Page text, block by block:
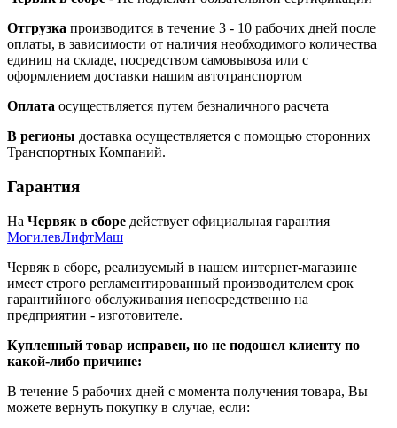
Отгрузка производится в течение 3 - 10 рабочих дней после
оплаты, в зависимости от наличия необходимого количества
единиц на складе, посредством самовывоза или с
оформлением доставки нашим автотранспортом
Оплата осуществляется путем безналичного расчета
В регионы доставка осуществляется с помощью сторонних
Транспортных Компаний.
Гарантия
На Червяк в сборе действует официальная гарантия
МогилевЛифтМаш
Червяк в сборе, реализуемый в нашем интернет-магазине
имеет строго регламентированный производителем срок
гарантийного обслуживания непосредственно на
предприятии - изготовителе.
Купленный товар исправен, но не подошел клиенту по
какой-либо причине:
В течение 5 рабочих дней с момента получения товара, Вы
можете вернуть покупку в случае, если: